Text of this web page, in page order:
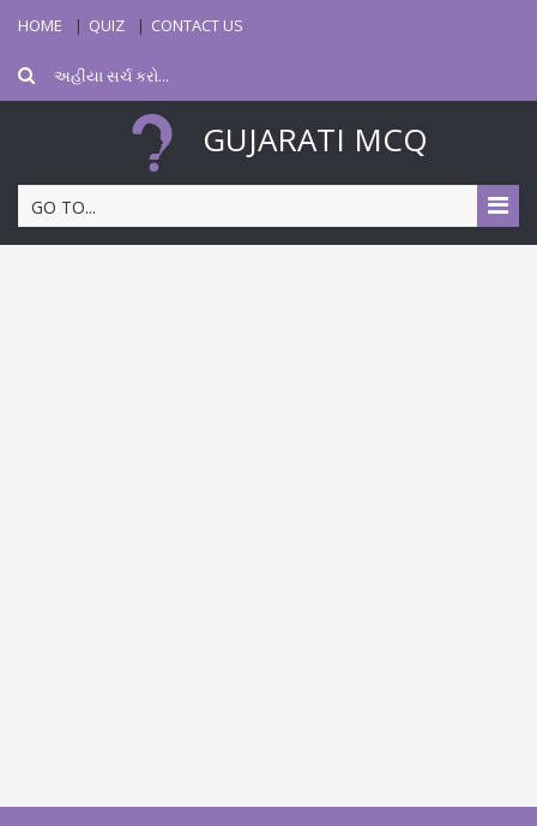
HOME QUIZ CONTACT US
GUJARATI MCQ
GO TO...